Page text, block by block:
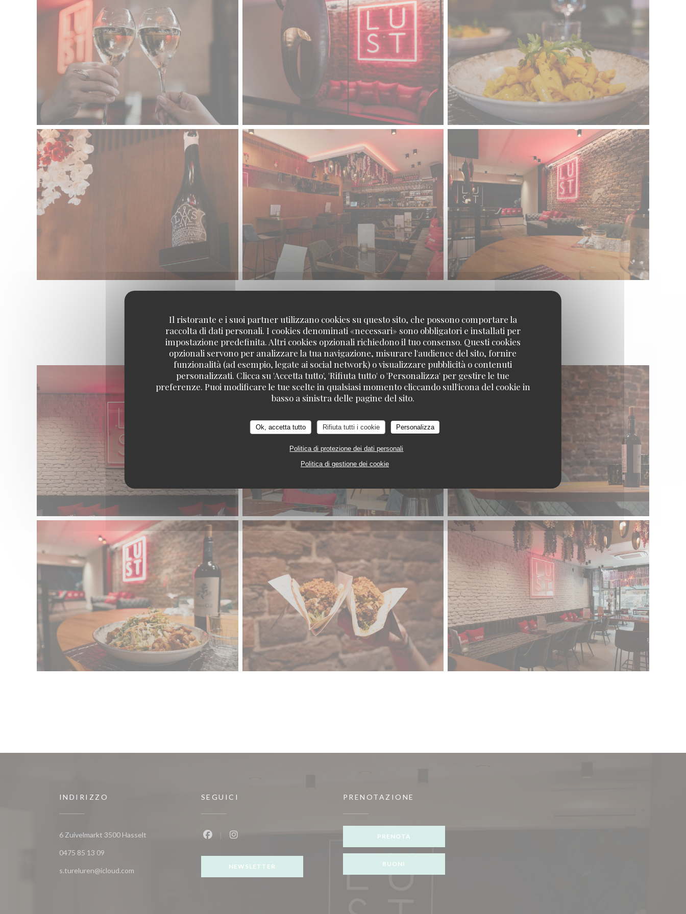
Il ristorante e i suoi partner utilizzano cookies su questo sito, che possono comportare la
raccolta di dati personali. I cookies denominati «necessari» sono obbligatori e installati per
impostazione predefinita. Altri cookies opzionali richiedono il tuo consenso. Questi cookies
opzionali servono per analizzare la tua navigazione, misurare l'audience del sito, fornire
funzionalità (ad esempio, legate ai social network) o visualizzare pubblicità o contenuti
personalizzati. Clicca su 'Accetta tutto', 'Rifiuta tutto' o 'Personalizza' per gestire le tue
preferenze. Puoi modificare le tue scelte in qualsiasi momento cliccando sull'icona del cookie in
basso a sinistra delle pagine del sito.
Ok, accetta tutto Rifiuta tutti i cookie Personalizza
Politica di protezione dei dati personali
Politica di gestione dei cookie
LUST Gastrobar
INDIRIZZO
6 Zuivelmarkt 3500 Hasselt((apre una nuova finestra))
0475 85 13 09
s.tureluren@icloud.com
SEGUICI
NEWSLETTER
PRENOTAZIONE
PRENOTA
BUONI
LUST